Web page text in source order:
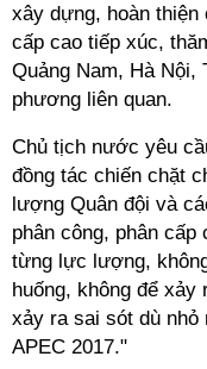
xây dựng, hoàn
cấp cao tiếp xúc,
Quảng Nam, Hà Nội,
phương liên quan.
Chủ tịch nước yêu
đồng tác chiến chặt
lượng Quân đội và
phân công, phân cấp
từng lực lượng,
huống, không để xảy
xảy ra sai sót dù nhỏ
APEC 2017."